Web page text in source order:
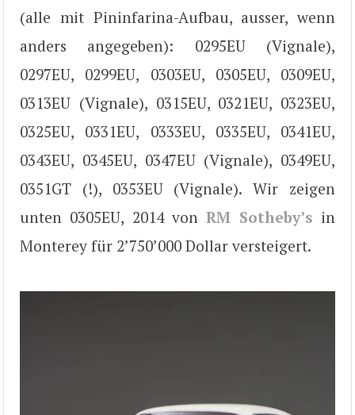
(alle mit Pininfarina-Aufbau, ausser, wenn
anders angegeben): 0295EU (Vignale),
0297EU, 0299EU, 0303EU, 0305EU, 0309EU,
0313EU (Vignale), 0315EU, 0321EU, 0323EU,
0325EU, 0331EU, 0333EU, 0335EU, 0341EU,
0343EU, 0345EU, 0347EU (Vignale), 0349EU,
0351GT (!), 0353EU (Vignale). Wir zeigen
unten 0305EU, 2014 vonRM Sotheby’s in
Monterey für 2’750’000 Dollar versteigert.